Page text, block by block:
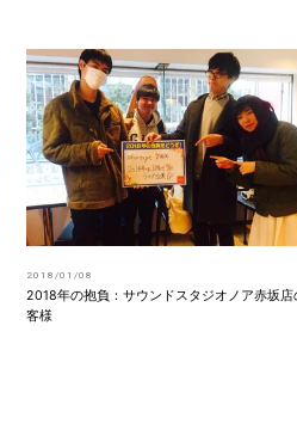
2018/01/08
2018年の抱負：サウンドスタジオノア赤坂店
客様